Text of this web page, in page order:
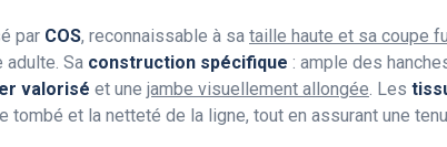
par COS, reconnaissable à sa taille haute et sa coupe
adulte. Sa construction spécifique : ample des
valorisé et une jambe visuellement allongée. Les
et la netteté de la ligne, tout en assurant une